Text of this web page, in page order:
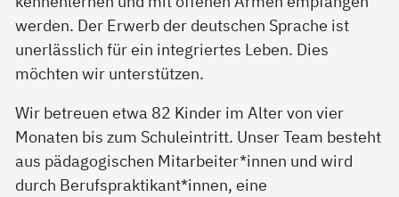
werden. Der Erwerb der deutschen Sprache ist
unerlässlich für ein integriertes Leben. Dies
möchten wir unterstützen.
Wir betreuen etwa 82 Kinder im Alter von vier
Monaten bis zum Schuleintritt. Unser Team besteht
aus pädagogischen Mitarbeiter*innen und wird
durch Berufspraktikant*innen, eine